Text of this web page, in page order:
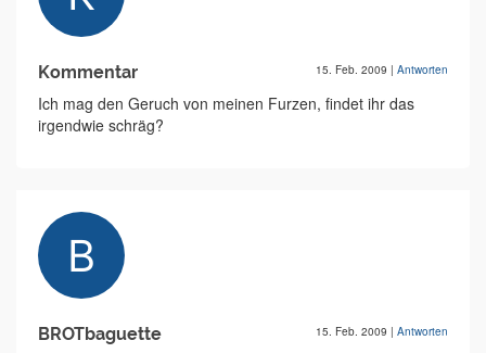
Kommentar 15. Feb. 2009 | Antworten
Ich mag den Geruch von meinen Furzen, findet ihr das
irgendwie schräg?
BROTbaguette 15. Feb. 2009 | Antworten